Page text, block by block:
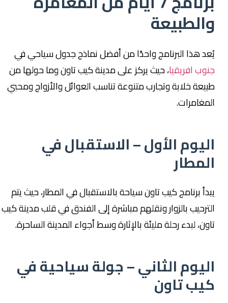
والطبيعة
يُعد هذا البرنامج واحدًا من أفضل نماذج جدول سياحي في
جنوب افريقيا، حيث يركز على مدينة كيب تاون وما حولها من
طبيعة خلابة وتجارب متنوعة تناسب العوائل والأزواج ومحبي
المغامرات.
اليوم الأول – الاستقبال في
المطار
يبدأ برنامج كيب تاون سياحة بالاستقبال في المطار، حيث يتم
الترحيب بالزوار ونقلهم مباشرة إلى الفندق في قلب مدينة كيب
تاون، لبدء رحلة مليئة بالإثارة وسط أجواء المدينة الساحرة.
اليوم الثاني – جولة سياحية في
كيب تاون